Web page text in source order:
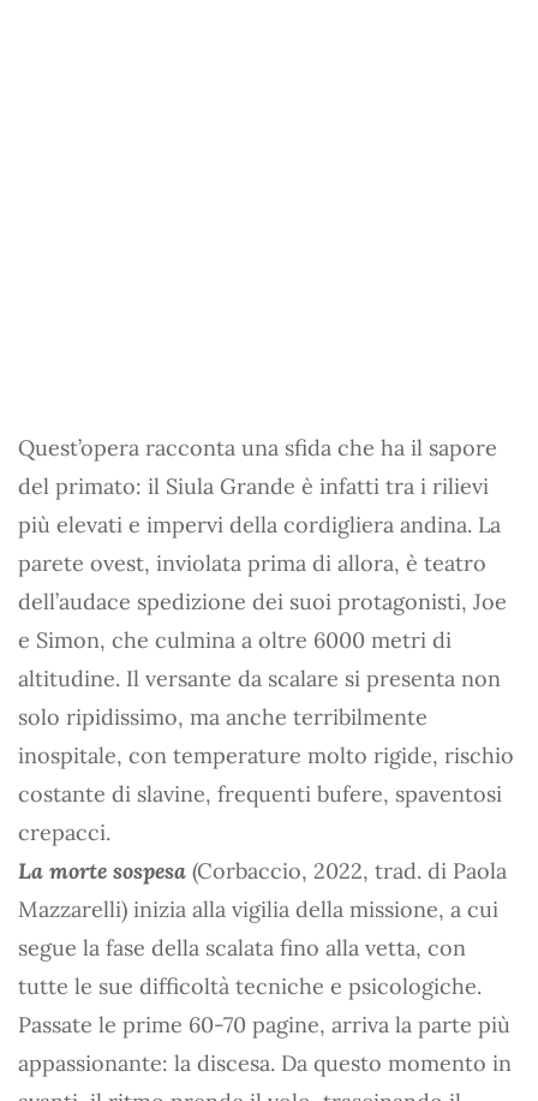
Quest’opera racconta una sfida che ha il sapore
del primato: il Siula Grande è infatti tra i rilievi
più elevati e impervi della cordigliera andina. La
parete ovest, inviolata prima di allora, è teatro
dell’audace spedizione dei suoi protagonisti, Joe
e Simon, che culmina a oltre 6000 metri di
altitudine. Il versante da scalare si presenta non
solo ripidissimo, ma anche terribilmente
inospitale, con temperature molto rigide, rischio
costante di slavine, frequenti bufere, spaventosi
crepacci.
La morte sospesa (Corbaccio, 2022, trad. di Paola
Mazzarelli) inizia alla vigilia della missione, a cui
segue la fase della scalata fino alla vetta, con
tutte le sue difficoltà tecniche e psicologiche.
Passate le prime 60-70 pagine, arriva la parte più
appassionante: la discesa. Da questo momento in